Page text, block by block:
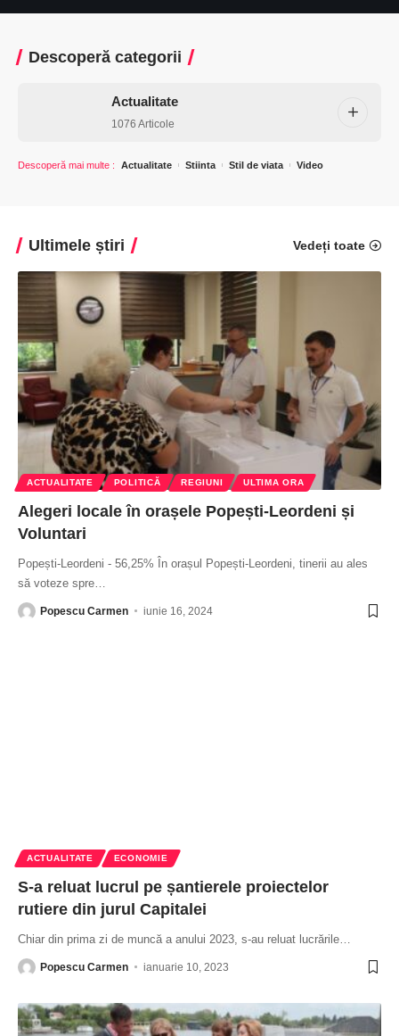
Descoperă categorii
Actualitate
1076 Articole
Descoperă mai multe : Actualitate Stiinta Stil de viata Video
Ultimele știri Vedeți toate
ACTUALITATE POLITICĂ REGIUNI ULTIMA ORA
Alegeri locale în orașele Popești-Leordeni și
Voluntari
Popești-Leordeni - 56,25% În orașul Popești-Leordeni, tinerii au ales
să voteze spre
Popescu Carmen iunie 16, 2024
ACTUALITATE ECONOMIE
S-a reluat lucrul pe șantierele proiectelor
rutiere din jurul Capitalei
Chiar din prima zi de muncă a anului 2023, s-au reluat lucrările
Popescu Carmen ianuarie 10, 2023